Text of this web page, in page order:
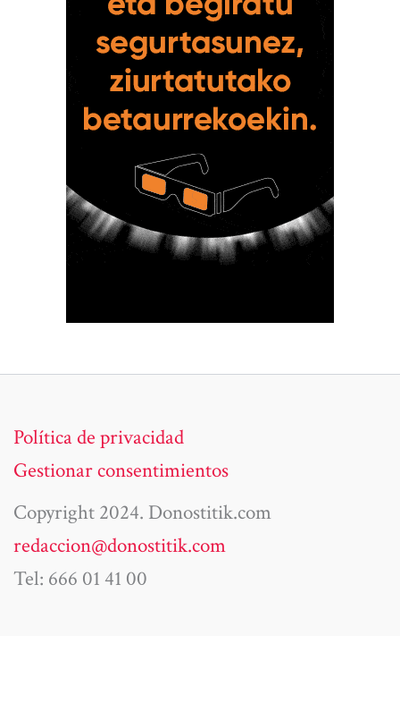
Política de privacidad
Gestionar consentimientos
Copyright 2024. Donostitik.com
redaccion@donostitik.com
Tel: 666 01 41 00